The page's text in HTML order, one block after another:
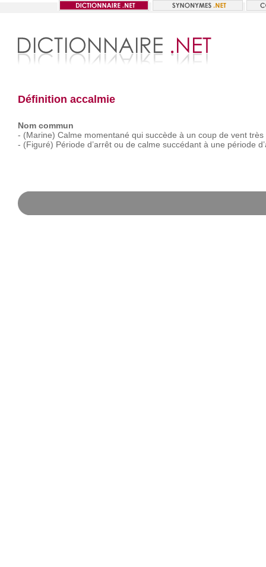
Définition accalmie
Nom commun
- (Marine) Calme momentané qui succède à un coup de vent très
- (Figuré) Période d’arrêt ou de calme succédant à une période